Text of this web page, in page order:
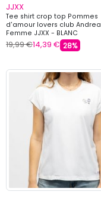
JJXX
Tee shirt crop top Pommes
d'amour lovers club Andrea
Femme JJXX - BLANC
19,99 €14,39 € 28%